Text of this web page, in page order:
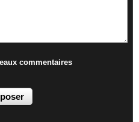
commentaires